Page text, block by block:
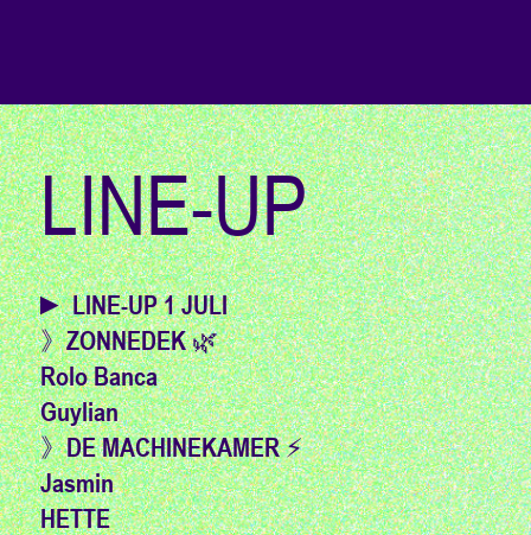
LINE-UP
► LINE-UP 1 JULI
》ZONNEDEK 🌿
Rolo Banca
Guylian
》DE MACHINEKAMER ⚡️
Jasmin
HETTE